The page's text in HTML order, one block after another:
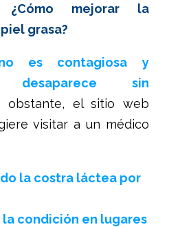
¿Cómo mejorar la
grasa?
es contagiosa y
desaparece sin
obstante, el sitio web
visitar a un médico
la costra láctea por
condición en lugares